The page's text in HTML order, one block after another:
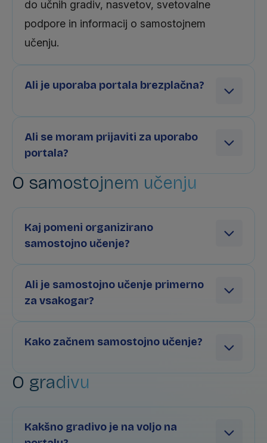
do učnih gradiv, nasvetov, svetovalne
podpore in informacij o samostojnem
učenju.
Ali je uporaba portala brezplačna?
Ali se moram prijaviti za uporabo
portala?
O samostojnem učenju
Kaj pomeni organizirano
samostojno učenje?
Ali je samostojno učenje primerno
za vsakogar?
Kako začnem samostojno učenje?
O gradivu
Kakšno gradivo je na voljo na